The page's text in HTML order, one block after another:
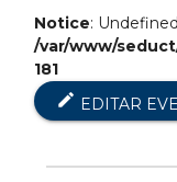
Notice:
/var/www/
181
edit EDITAR